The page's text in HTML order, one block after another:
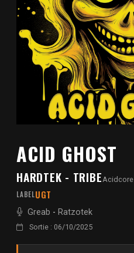
ACID GHOST
HARDTEK - TRIBEAcidcore
LABELUGT
Greab - Ratzotek
Sortie : 06/10/2025